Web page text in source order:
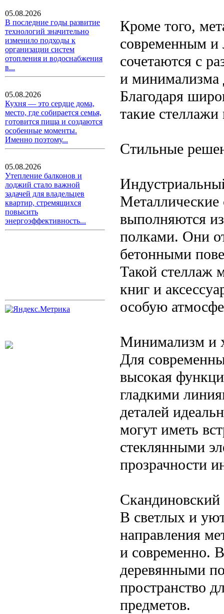
05.08.2026
В последние годы развитие
технологий значительно
изменило подходы к
организации систем
отопления и водоснабжения
в...
05.08.2026
Кухня — это сердце дома,
место, где собирается семья,
готовится пища и создаются
особенные моменты.
Именно поэтому...
05.08.2026
Утепление балконов и
лоджий стало важной
задачей для владельцев
квартир, стремящихся
повысить
энергоэффективность...
Кроме того,
современным
сочетаются с
и минимализма
Благодаря
такие
Стильные
Металлические
выполняются
полками. Они
бетонными
Такой стеллаж
книг и
особую
Минимализм и
Для
высокая
гладкими
деталей
могут иметь
стеклянными
прозрачности
Скандиновский
В светлых и
направления
и современно.
деревянными
пространство
предметов.